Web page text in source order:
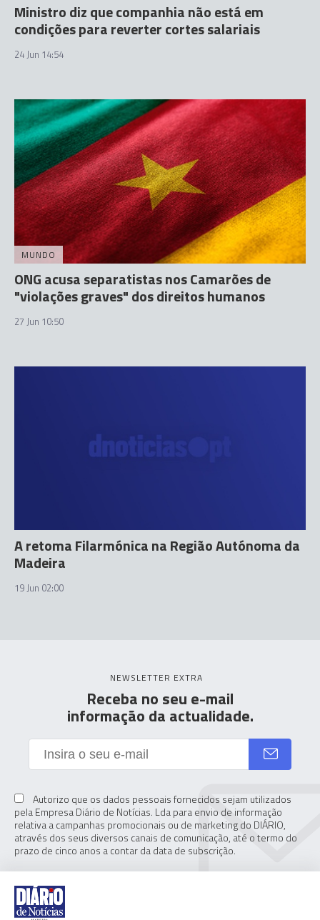
Ministro diz que companhia não está em
condições para reverter cortes salariais
24 Jun 14:54
MUNDO
ONG acusa separatistas nos Camarões de
"violações graves" dos direitos humanos
27 Jun 10:50
A retoma Filarmónica na Região Autónoma da
Madeira
19 Jun 02:00
NEWSLETTER EXTRA
Receba no seu e-mail
informação da actualidade.
Autorizo que os dados pessoais fornecidos sejam utilizados
pela Empresa Diário de Notícias. Lda para envio de informação
relativa a campanhas promocionais ou de marketing do DIÁRIO,
através dos seus diversos canais de comunicação, até o termo do
prazo de cinco anos a contar da data de subscrição.